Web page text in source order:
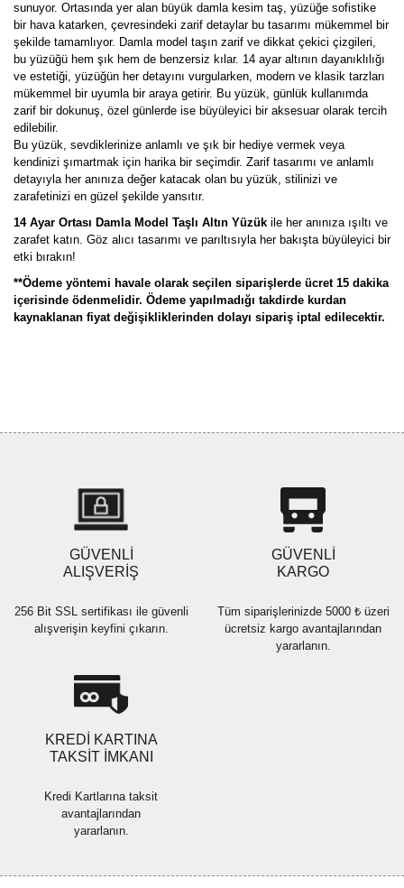
sunuyor. Ortasında yer alan büyük damla kesim taş, yüzüğe sofistike
bir hava katarken, çevresindeki zarif detaylar bu tasarımı mükemmel bir
şekilde tamamlıyor. Damla model taşın zarif ve dikkat çekici çizgileri,
bu yüzüğü hem şık hem de benzersiz kılar. 14 ayar altının dayanıklılığı
ve estetiği, yüzüğün her detayını vurgularken, modern ve klasik tarzları
mükemmel bir uyumla bir araya getirir. Bu yüzük, günlük kullanımda
zarif bir dokunuş, özel günlerde ise büyüleyici bir aksesuar olarak tercih
edilebilir.
Bu yüzük, sevdiklerinize anlamlı ve şık bir hediye vermek veya
kendinizi şımartmak için harika bir seçimdir. Zarif tasarımı ve anlamlı
detayıyla her anınıza değer katacak olan bu yüzük, stilinizi ve
zarafetinizi en güzel şekilde yansıtır.
14 Ayar Ortası Damla Model Taşlı Altın Yüzük ile her anınıza ışıltı ve
zarafet katın. Göz alıcı tasarımı ve parıltısıyla her bakışta büyüleyici bir
etki bırakın!
**Ödeme yöntemi havale olarak seçilen siparişlerde ücret 15 dakika
içerisinde ödenmelidir. Ödeme yapılmadığı takdirde kurdan
kaynaklanan fiyat değişikliklerinden dolayı sipariş iptal edilecektir.
Ürün açıklamasında eksik bilgiler bulunuyor.
Ürün bilgilerinde hatalar bulunuyor.
Ürün fiyatı diğer sitelerden daha pahalı.
Bu ürüne benzer farklı alternatifler olmalı.
GÜVENLİ
ALIŞVERİŞ
256 Bit SSL sertifikası ile güvenli
alışverişin keyfini çıkarın.
GÜVENLİ
KARGO
Tüm siparişlerinizde 5000 ₺ üzeri
ücretsiz kargo avantajlarından
yararlanın.
KREDİ KARTINA
TAKSİT İMKANI
Kredi Kartlarına taksit
avantajlarından
yararlanın.